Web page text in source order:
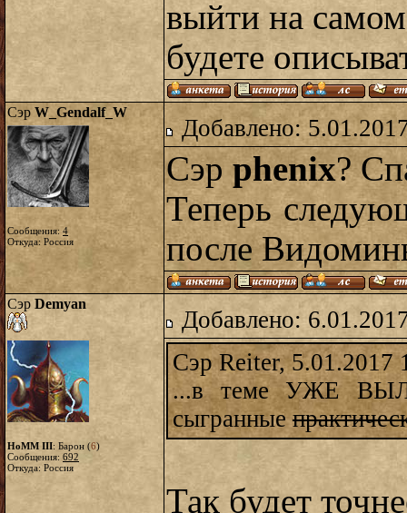
выйти на
будете
Сэр W_Gendalf_W
Сообщения: 4
Откуда: Россия
Добавлено:
Сэрphenix?
Теперь
после
Сэр Demyan
HoMM III: Барон (6)
Сообщения: 692
Откуда: Россия
Добавлено:
Сэр Reiter, 5.01.2017
...в теме УЖЕ
сыгранные
Так будет